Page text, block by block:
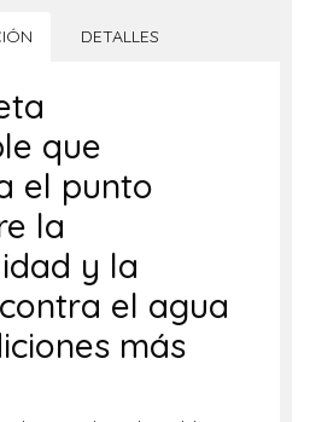
DETALLES
que
el punto
la
y la
el agua
más